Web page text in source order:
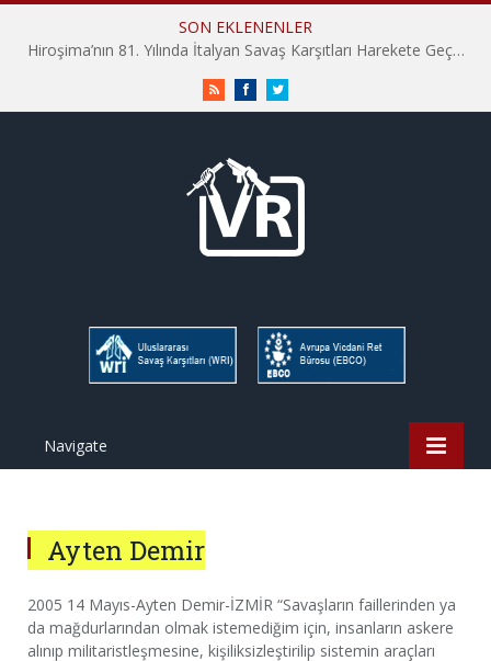
SON EKLENENLER
Hiroşima’nın 81. Yılında İtalyan Savaş Karşıtları Harekete Geçti: “Hatırlamak yeterli değil”
RSS FacebookTwitter
Navigate
Ayten Demir
2005 14 Mayıs-Ayten Demir-İZMİR “Savaşların faillerinden ya
da mağdurlarından olmak istemediğim için, insanların askere
alınıp militaristleşmesine, kişiliksizleştirilip sistemin araçları